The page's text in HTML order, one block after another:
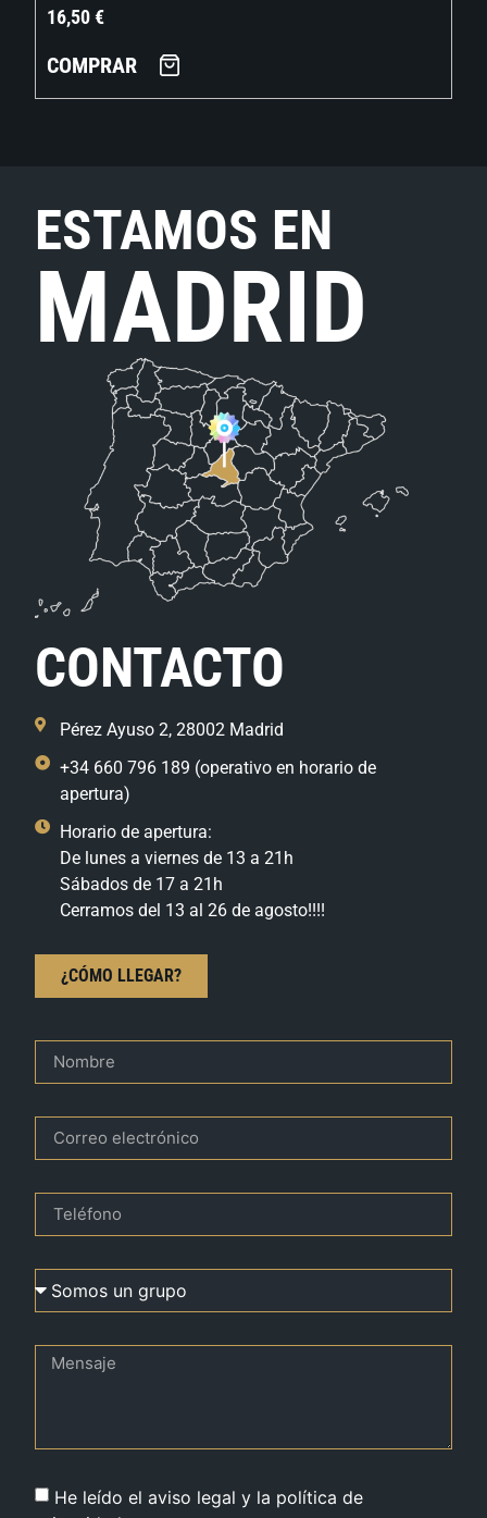
16,50€
COMPRAR
ESTAMOS EN
MADRID
CONTACTO
Pérez Ayuso 2, 28002 Madrid
+34 660 796 189 (operativo en horario de
apertura)
Horario de apertura:
De lunes a viernes de 13 a 21h
Sábados de 17 a 21h
Cerramos del 13 al 26 de agosto!!!!
¿CÓMO LLEGAR?
He leído el aviso legal y la política de